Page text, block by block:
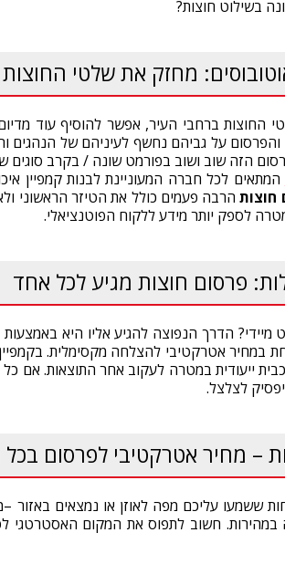
בשילוט חוצות?
מחזק את שלטי החוצות
ברחבי העיר, אפשר להוסיף עוד
על גביהם נחשף לעיניהם של הנהגים
הזה שוב ושוב בפורמט שונה / בקרב סוגים
המתאים לכל חברה המעוניינת לבנות קמפיין
חוצות הרבה פעמים כולל את הטיזר הראשוני
לספק יותר מידע ללקוח הפוטנציאלי.
פרסום חוצות מגיע לכל אחד
הדרך הנפוצה להגיע אליו היא באמצעות
במחיר אטרקטיבי להצלחה מקסימלית.
ייעודית במטרה לעקוב אחר התוצאות. אם
לצלצל.
– מחיר אטרקטיבי לפרסום
ששמעו עליכם מפה לאוזן או נמצאים באזור
במהירות. חשוב לתפוס את המקום האסטרטגי